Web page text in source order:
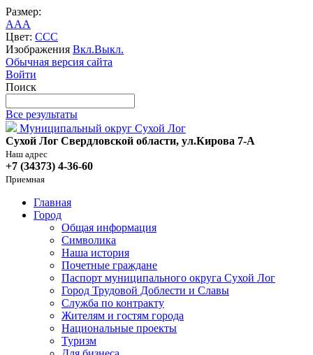
Размер:
AAA
Цвет: CCC
Изображения Вкл.Выкл.
Обычная версия сайта
Войти
Поиск
Все результаты
Муниципальный округ Сухой Лог
Сухой Лог Свердловской области, ул.Кирова 7-А
Наш адрес
+7 (34373) 4-36-60
Приемная
Главная
Город
Общая информация
Символика
Наша история
Почетные граждане
Паспорт муниципального округа Сухой Лог
Город Трудовой Доблести и Славы
Служба по контракту
Жителям и гостям города
Национальные проекты
Туризм